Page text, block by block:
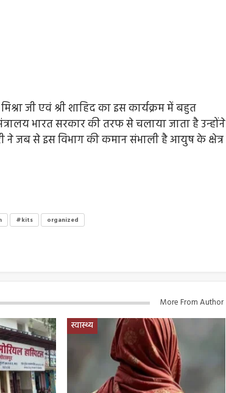
जी एवं श्री शाहिद का इस कार्यक्रम में बहुत
भारत सरकार की तरफ से चलाया जाता है उन्होंने
जब से इस विभाग की कमान संभाली है आयुष के क्षेत्र
#kits organized
More From Author
स्वास्थ्य